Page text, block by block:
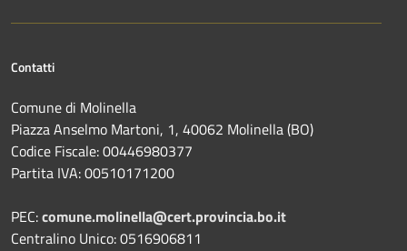
Contatti
Comune di Molinella
Piazza Anselmo Martoni, 1, 40062 Molinella (BO)
Codice Fiscale: 00446980377
Partita IVA: 00510171200
PEC:comune.molinella@cert.provincia.bo.it
Centralino Unico: 0516906811